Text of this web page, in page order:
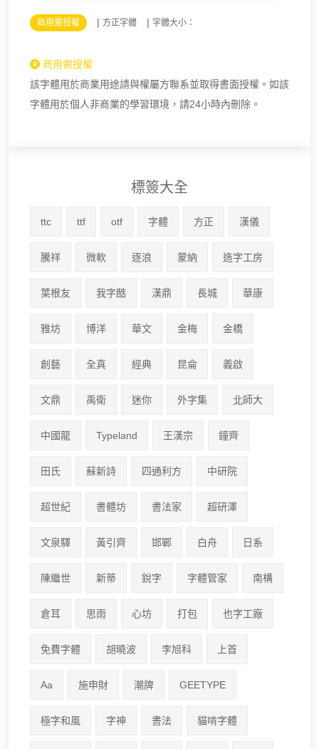
商用需授權 | 方正字體 | 字體大小：
商用需授權
該字體用於商業用途請與權屬方聯系並取得書面授權。如該
字體用於個人非商業的學習環境，請24小時內刪除。
標簽大全
ttc ttf otf 字體 方正 漢儀
騰祥 微軟 逐浪 蒙納 造字工房
葉根友 我字酷 漢鼎 長城 華康
雅坊 博洋 華文 金梅 金橋
創藝 全真 經典 昆侖 義啟
文鼎 禹衛 迷你 外字集 北師大
中國龍 Typeland 王漢宗 鐘齊
田氏 蘇新詩 四通利方 中研院
超世紀 書體坊 書法家 超研澤
文泉驛 黃引齊 邯鄲 白舟 日系
陳繼世 新蒂 銳字 字體管家 南構
倉耳 思雨 心坊 打包 也字工廠
免費字體 胡曉波 李旭科 上首
Aa 施申財 潮牌 GEETYPE
極字和風 字神 書法 貓啃字體